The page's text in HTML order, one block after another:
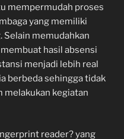
mempermudah proses
yang memiliki
Selain memudahkan
hasil absensi
menjadi lebih real
berbeda sehingga tidak
melakukan kegiatan
reader? yang